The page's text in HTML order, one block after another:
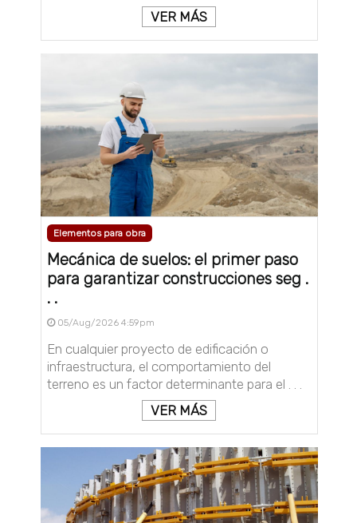
VER MÁS
Elementos para obra
Mecánica de suelos: el primer paso
para garantizar construcciones seg .
. .
05/Aug/2026 4:59pm
En cualquier proyecto de edificación o
infraestructura, el comportamiento del
terreno es un factor determinante para el . . .
VER MÁS